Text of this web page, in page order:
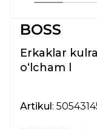
BOSS
Erkaklar
oʻlcham l
Artikul: